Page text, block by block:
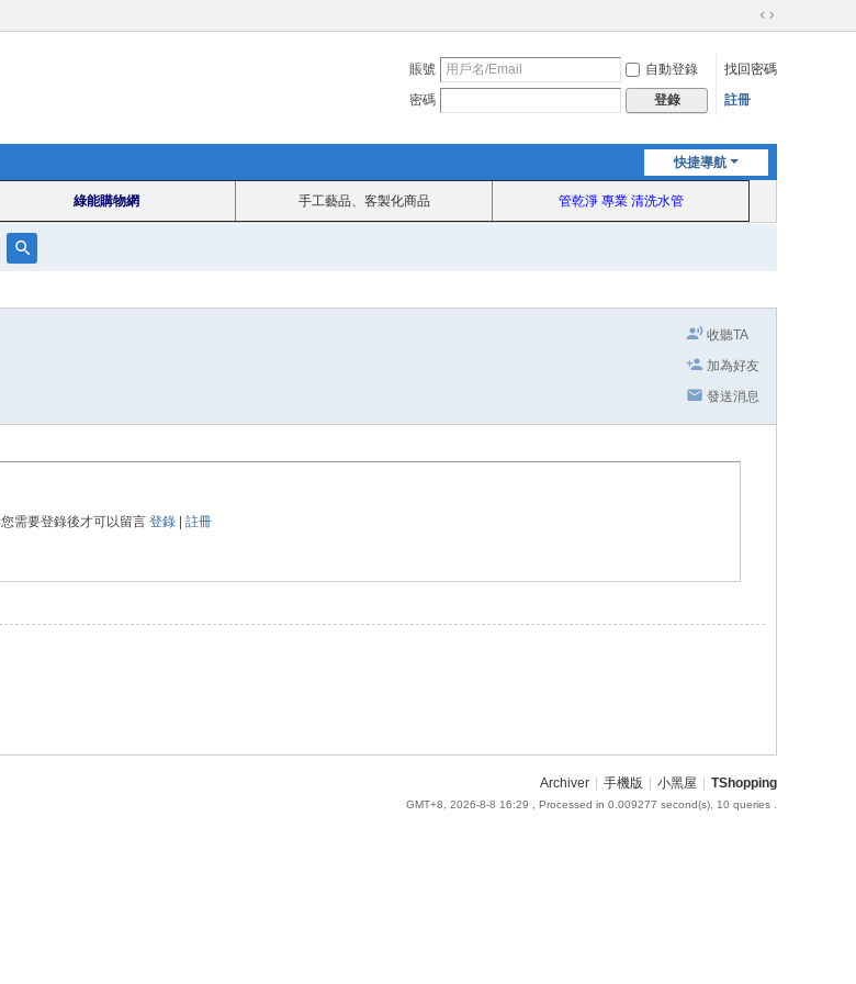
切
到
賬號 自動登錄
找回密碼
密碼
登錄 註冊
快捷導航
綠能購物網 手工藝品、客製化商品 管乾淨 專業 清洗水管
索
收聽TA
加為好友
發送消息
您需要登錄後才可以留言登錄 |註冊
Archiver 手機版 小黑屋 TShopping
GMT+8, 2026-8-8 16:29 , Processed in 0.009277 second(s), 10 queries .